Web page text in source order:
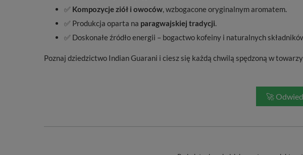
✅ Kompozycje ziół i owoców, wzbogacone oryginalnym aromatem.
✅ Produkcja oparta na paragwajskiej tradycji.
✅ Doskonałe źródło energii – bogactwo kofeiny i naturalnych
Poznaj dziedzictwo Indian Guarani i ciesz się każdą chwilą spędzoną w
🚀